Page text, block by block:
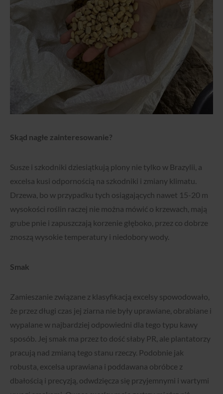
Skąd nagłe zainteresowanie?
Susze i szkodniki dziesiątkują plony nie tylko w Brazylii, a
excelsa kusi odpornością na szkodniki i zmiany klimatu.
Drzewa, bo w przypadku tych osiągających nawet 15-20 m
wysokości roślin raczej nie można mówić o krzewach, mają
grube pnie i zapuszczają korzenie głęboko, przez co dobrze
znoszą wysokie temperatury i niedobory wody.
Smak
Zamieszanie związane z klasyfikacją excelsy spowodowało,
że przez długi czas jej ziarna nie były uprawiane, obrabiane i
wypalane w najbardziej odpowiedni dla tego typu kawy
sposób. Jej smak ma przez to dość słaby PR, ale plantatorzy
pracują nad zmianą tego stanu rzeczy. Podobnie jak
robusta, excelsa uprawiana i poddawana obróbce z
dbałością i precyzją, odwdzięcza się przyjemnymi i wartymi